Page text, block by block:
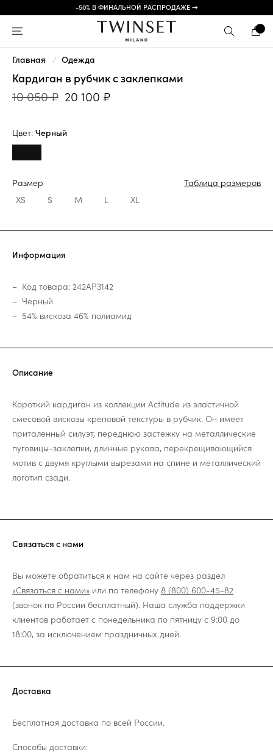
-50% В ФИНАЛЬНОЙ РАСПРОДАЖЕ →
Главная Одежда
Кардиган в рубчик с заклепками
10 050 ₽ 20 100 ₽
Цвет: Черный
Размер
Таблица размеров
XS
S M L XL
Информация
Код товара: 242AP3142
Черный
54% вискоза 46% полиамид
Описание
Короткий кардиган из коллекции Actitude из эластичной
смесовой вискозы креповой текстуры в рубчик. Он имеет
приталенный силуэт, переднюю застежку на металлические
пуговицы-заклепки, длинные рукава, перекрещивающийся
мотив с двумя круглыми вырезами на спине и металлический
логотип сзади.
Связаться с нами
Вы можете обратиться к нам на сайте через раздел
«Связаться с нами» или по телефону 8 (800) 600-45-82
(звонок по России бесплатный). Наша служба поддержки
клиентов работает с понедельника по пятницу с 9:00 до
18:00, за исключением праздничных дней.
Доставка
Бесплатная доставка по всей России.
Способы доставки: